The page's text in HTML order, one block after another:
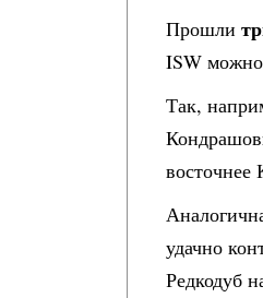
Прошли
ISW можно
Так,
восточнее
удачно
Редкодуб